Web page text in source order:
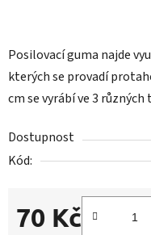
Posilovací guma najde
kterých se provadí
cm se vyrábí ve 3
Dostupnost
Kód:
70 Kč